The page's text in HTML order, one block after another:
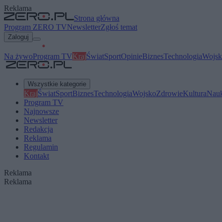
Reklama
Strona główna
Program ZERO TVNewsletterZgłoś temat
Zaloguj
Na żywoProgram TVKrajŚwiatSportOpinieBiznesTechnologia
Wszystkie kategorie
KrajŚwiatSportBiznesTechnologiaWojskoZdrowieKultura
Program TV
Najnowsze
Newsletter
Redakcja
Reklama
Regulamin
Kontakt
Reklama
Reklama